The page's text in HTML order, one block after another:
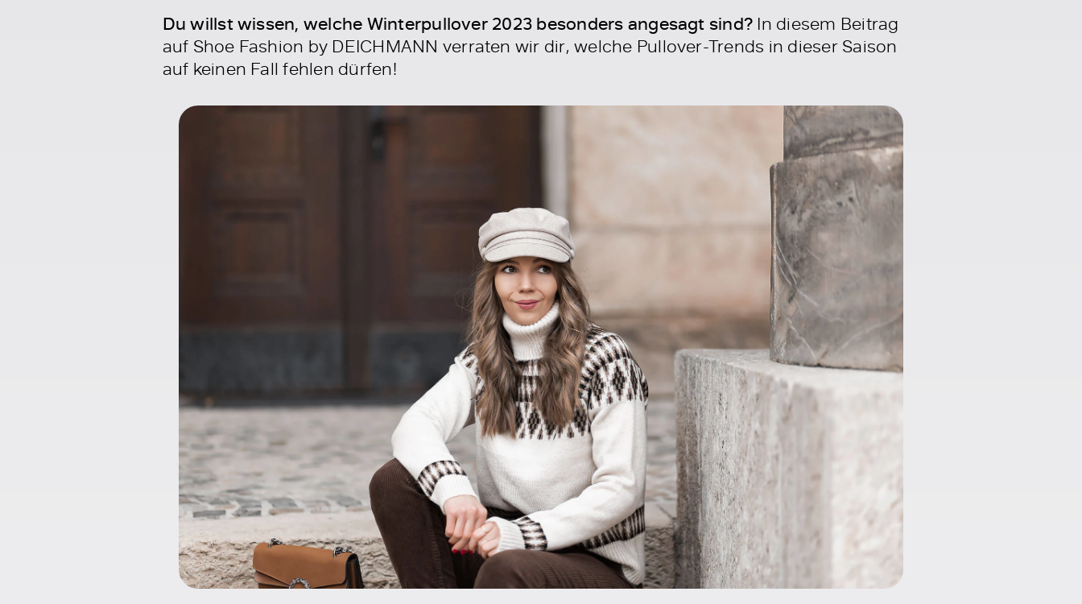
Du willst wissen, welche Winterpullover 2023 besonders angesagt sind? In diesem Beitrag
auf Shoe Fashion by DEICHMANN verraten wir dir, welche Pullover-Trends in dieser Saison
auf keinen Fall fehlen dürfen!